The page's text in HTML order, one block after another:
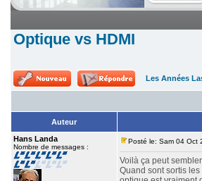
Optique vs HDMI
Les Années
Auteur
Hans Landa
Nombre de messages :
Posté le: Sam 04 Oct
Voilà ça peut
Quand sont sortis